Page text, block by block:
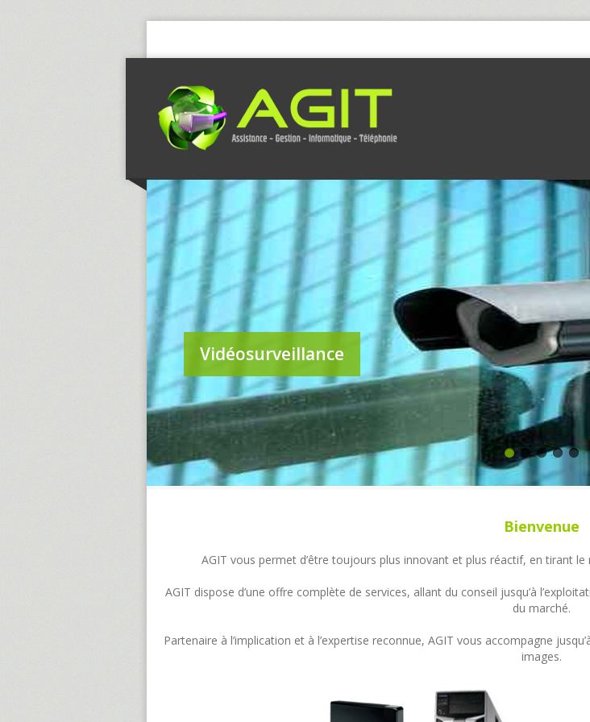
Vidéosurveillance
Bienvenue
AGIT vous permet d’être toujours plus innovant et plus réactif, en tirant
AGIT dispose d’une offre complète de services, allant du conseil jusqu’à
du marché.
Partenaire à l’implication et à l’expertise reconnue, AGIT vous accompagne
images.